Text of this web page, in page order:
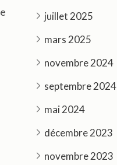
juillet 2025
mars 2025
novembre 2024
septembre 2024
mai 2024
décembre 2023
novembre 2023